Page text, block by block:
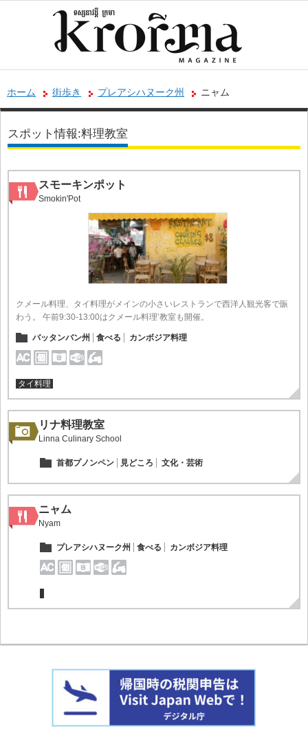
ホーム 街歩き プレアシハヌーク州 ニャム
スポット情報:料理教室
スモーキンポット
Smokin'Pot
クメール料理、タイ料理がメインの小さいレストランで西洋人観光客で賑
わう。 午前9:30-13:00はクメール料理’教室も開催。
バッタンバン州 食べる カンボジア料理
タイ料理
リナ料理教室
Linna Culinary School
首都プノンペン 見どころ 文化・芸術
ニャム
Nyam
プレアシハヌーク州 食べる カンボジア料理